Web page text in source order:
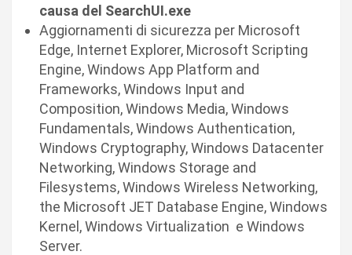
causa del SearchUI.exe
Aggiornamenti di sicurezza per Microsoft
Edge, Internet Explorer, Microsoft Scripting
Engine, Windows App Platform and
Frameworks, Windows Input and
Composition, Windows Media, Windows
Fundamentals, Windows Authentication,
Windows Cryptography, Windows Datacenter
Networking, Windows Storage and
Filesystems, Windows Wireless Networking,
the Microsoft JET Database Engine, Windows
Kernel, Windows Virtualization e Windows
Server.